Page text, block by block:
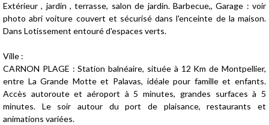
Extérieur , jardin , terrasse, salon de jardin. Barbecue,, Garage : voir
photo abri voiture couvert et sécurisé dans l'enceinte de la maison.
Dans Lotissement entouré d'espaces verts.
Ville :
CARNON PLAGE : Station balnéaire, située à 12 Km de Montpellier,
entre La Grande Motte et Palavas, idéale pour famille et enfants.
Accès autoroute et aéroport à 5 minutes, grandes surfaces à 5
minutes. Le soir autour du port de plaisance, restaurants et
animations variées.